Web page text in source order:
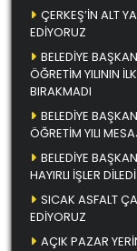
ÇERKEŞ’İN ALT
EDİYORUZ
BELEDİYE
ÖĞRETİM YILININ
BIRAKMADI
BELEDİYE
ÖĞRETİM YILI
BELEDİYE
HAYIRLI İŞLER DİLEDİ
SICAK ASFALT
EDİYORUZ
AÇIK PAZAR